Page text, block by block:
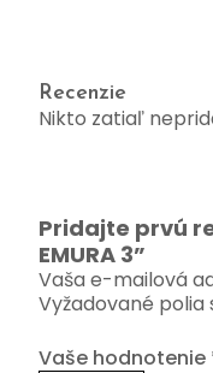
Recenzie
Nikto zatiaľ
Pridajte prvú
EMURA 3”
Vaša e-mailová
Vyžadované polia
Vaše hodnotenie